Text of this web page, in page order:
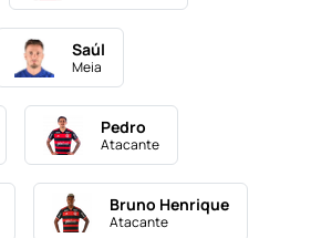
Saúl
Meia
Pedro
Atacante
Bruno Henrique
Atacante